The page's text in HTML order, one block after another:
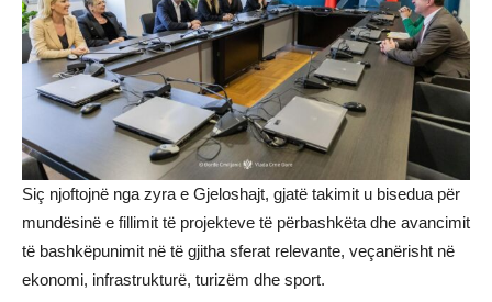
Siç njoftojnë nga zyra e Gjeloshajt, gjatë takimit u bisedua për
mundësinë e fillimit të projekteve të përbashkëta dhe avancimit
të bashkëpunimit në të gjitha sferat relevante, veçanërisht në
ekonomi, infrastrukturë, turizëm dhe sport.